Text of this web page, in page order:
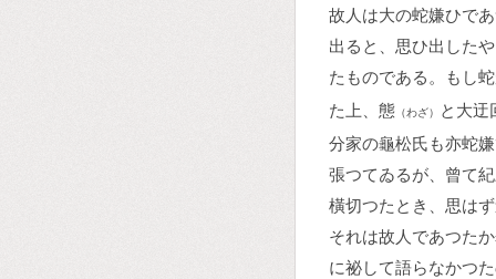
故人は大の蛇嫌ひで
出ると、思ひ出した
たものである。もし
た上、態 （わざ）
と大迂
分家の龜松氏も亦蛇
張つてゐるが、曾て
橫切つたとき、思は
それは故人であつた
に祕して語らなかつ